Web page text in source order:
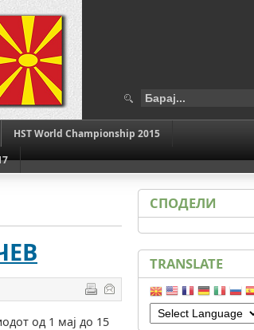
HST World Championship 2015
од 1 мај до 15
СПОДЕЛИ
TRANSLATE